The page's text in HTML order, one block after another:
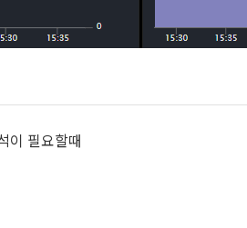
이 필요할때